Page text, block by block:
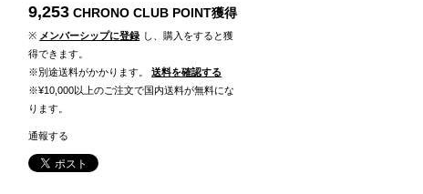
9,253 CHRONO CLUB POINT獲得
※ メンバーシップに登録 し、購入をすると獲
得できます。
※別途送料がかかります。
送料を確認する
※¥10,000以上のご注文で国内送料が無料にな
ります。
通報する